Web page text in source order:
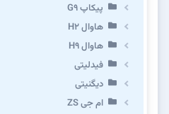
پیکاپ G۹
هاوال H۲
هاوال H۹
فیدلیتی
دیگنیتی
ام جی ZS